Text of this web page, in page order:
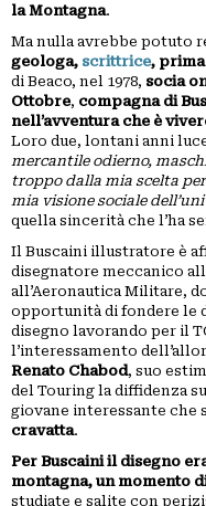
la Montagna.
Ma nulla avrebbe potuto
geologa, scrittrice, prima
di Beaco, nel 1978, socia
Ottobre, compagna di
nell’avventura che è
Loro due, lontani anni
mercantile odierno,
troppo dalla mia scelta
mia visione sociale
quella sincerità che l’ha
Il Buscaini illustratore è
disegnatore meccanico
all’Aeronautica Militare,
opportunità di fondere le
disegno lavorando per il
l’interessamento
Renato Chabod, suo
del Touring la diffidenza
giovane interessante che
cravatta.
Per Buscaini il disegno
montagna, un momento
studiate e salite con